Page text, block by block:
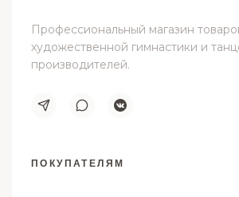
Профессиональный магазин
художественной гимнастики и
производителей.
ПОКУПАТЕЛЯМ